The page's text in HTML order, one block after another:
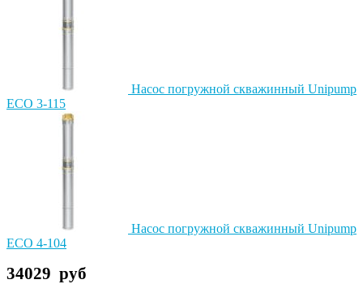
Насос погружной скважинный Unipump
ECO 3-115
Насос погружной скважинный Unipump
ECO 4-104
34029 руб